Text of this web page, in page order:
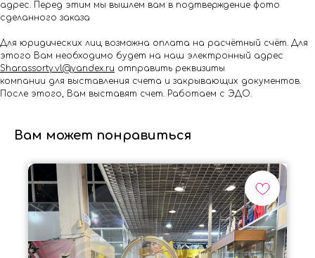
адрес. Перед этим мы вышлем вам в подтверждение фото
сделанного заказа
Для юридических лиц возможна оплата на расчётный счёт. Для
этого Вам необходимо будет на наш электронный адрес
Shar.assorty.vl@yandex.ru отправить реквизиты
компании для выставления счета и закрывающих документов.
После этого, Вам выставят счет. Работаем с ЭДО.
Вам может понравиться